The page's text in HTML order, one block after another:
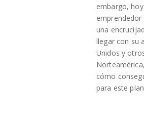
embargo,
emprendedor
una
llegar con su
Unidos y
cómo
para este